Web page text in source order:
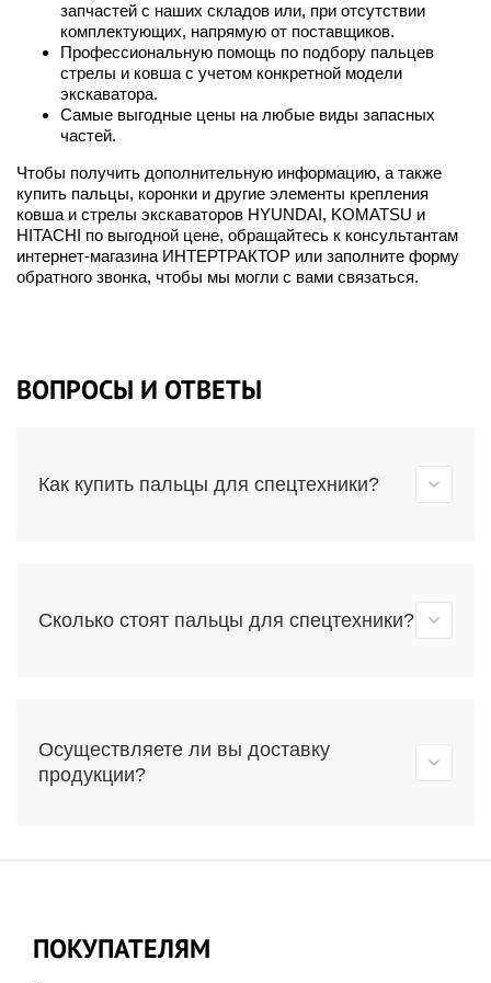
запчастей с наших складов или, при отсутствии
комплектующих, напрямую от поставщиков.
Профессиональную помощь по подбору пальцев
стрелы и ковша с учетом конкретной модели
экскаватора.
Самые выгодные цены на любые виды запасных
частей.
Чтобы получить дополнительную информацию, а также
купить пальцы, коронки и другие элементы крепления
ковша и стрелы экскаваторов HYUNDAI, KOMATSU и
HITACHI по выгодной цене, обращайтесь к консультантам
интернет-магазина ИНТЕРТРАКТОР или заполните форму
обратного звонка, чтобы мы могли с вами связаться.
ВОПРОСЫ И ОТВЕТЫ
Как купить пальцы для спецтехники?
Сколько стоят пальцы для спецтехники?
Осуществляете ли вы доставку
продукции?
ПОКУПАТЕЛЯМ